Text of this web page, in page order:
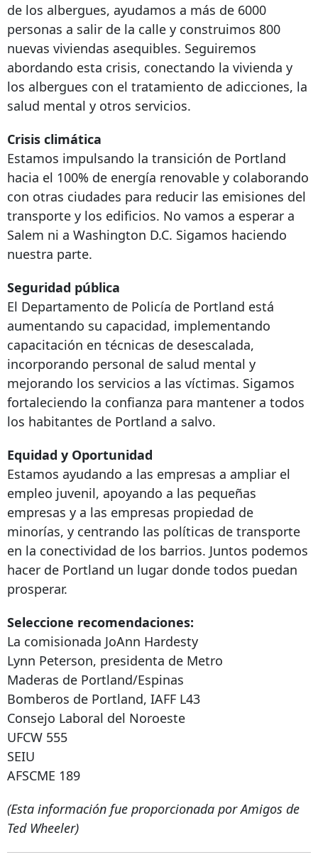
de los albergues, ayudamos a más de 6000
personas a salir de la calle y construimos 800
nuevas viviendas asequibles. Seguiremos
abordando esta crisis, conectando la vivienda y
los albergues con el tratamiento de adicciones, la
salud mental y otros servicios.
Crisis climática
Estamos impulsando la transición de Portland
hacia el 100% de energía renovable y colaborando
con otras ciudades para reducir las emisiones del
transporte y los edificios. No vamos a esperar a
Salem ni a Washington D.C. Sigamos haciendo
nuestra parte.
Seguridad pública
El Departamento de Policía de Portland está
aumentando su capacidad, implementando
capacitación en técnicas de desescalada,
incorporando personal de salud mental y
mejorando los servicios a las víctimas. Sigamos
fortaleciendo la confianza para mantener a todos
los habitantes de Portland a salvo.
Equidad y Oportunidad
Estamos ayudando a las empresas a ampliar el
empleo juvenil, apoyando a las pequeñas
empresas y a las empresas propiedad de
minorías, y centrando las políticas de transporte
en la conectividad de los barrios. Juntos podemos
hacer de Portland un lugar donde todos puedan
prosperar.
Seleccione recomendaciones:
La comisionada JoAnn Hardesty
Lynn Peterson, presidenta de Metro
Maderas de Portland/Espinas
Bomberos de Portland, IAFF L43
Consejo Laboral del Noroeste
UFCW 555
SEIU
AFSCME 189
(Esta información fue proporcionada por Amigos de
Ted Wheeler)